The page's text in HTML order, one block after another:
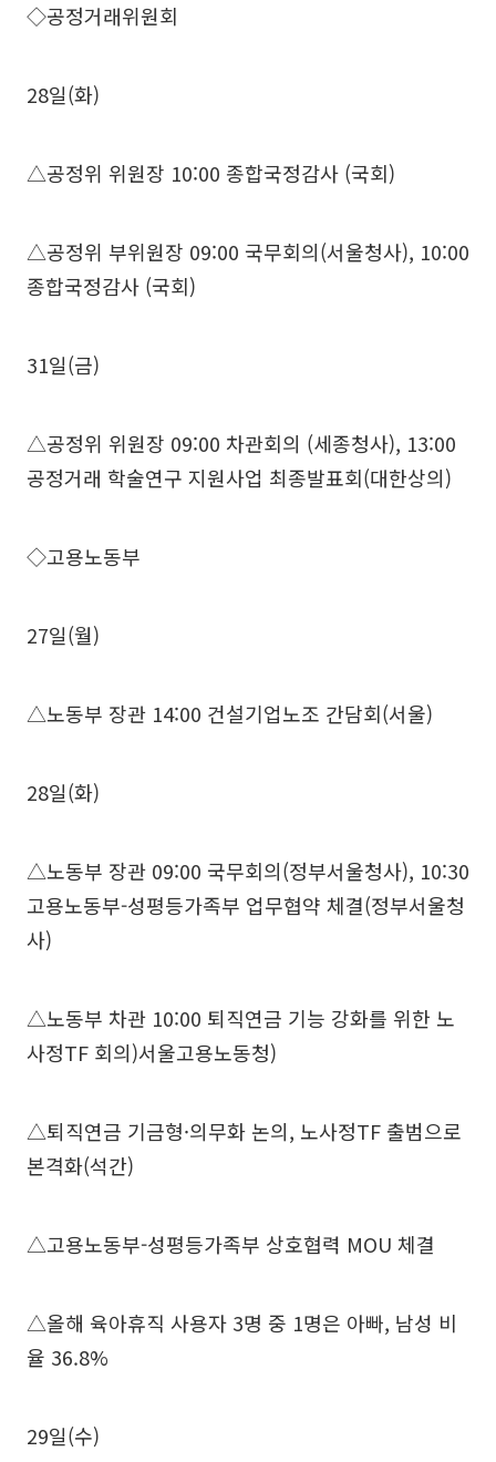
◇공정거래위원회
28일(화)
△공정위 위원장 10:00 종합국정감사 (국회)
△공정위 부위원장 09:00 국무회의(서울청사), 10:00
종합국정감사 (국회)
31일(금)
△공정위 위원장 09:00 차관회의 (세종청사), 13:00
공정거래 학술연구 지원사업 최종발표회(대한상의)
◇고용노동부
27일(월)
△노동부 장관 14:00 건설기업노조 간담회(서울)
28일(화)
△노동부 장관 09:00 국무회의(정부서울청사), 10:30
고용노동부-성평등가족부 업무협약 체결(정부서울청
사)
△노동부 차관 10:00 퇴직연금 기능 강화를 위한 노
사정TF 회의)서울고용노동청)
△퇴직연금 기금형·의무화 논의, 노사정TF 출범으로
본격화(석간)
△고용노동부-성평등가족부 상호협력 MOU 체결
△올해 육아휴직 사용자 3명 중 1명은 아빠, 남성 비
율 36.8%
29일(수)